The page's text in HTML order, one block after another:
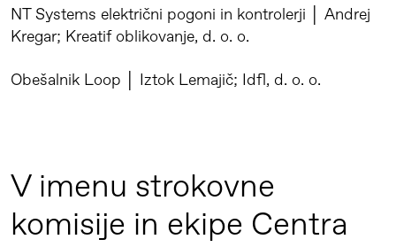
NT Systems električni pogoni in kontrolerji │ Andrej
Kregar; Kreatif oblikovanje, d. o. o.
Obešalnik Loop │ Iztok Lemajič; Idfl, d. o. o.
V imenu strokovne
komisije in ekipe Centra